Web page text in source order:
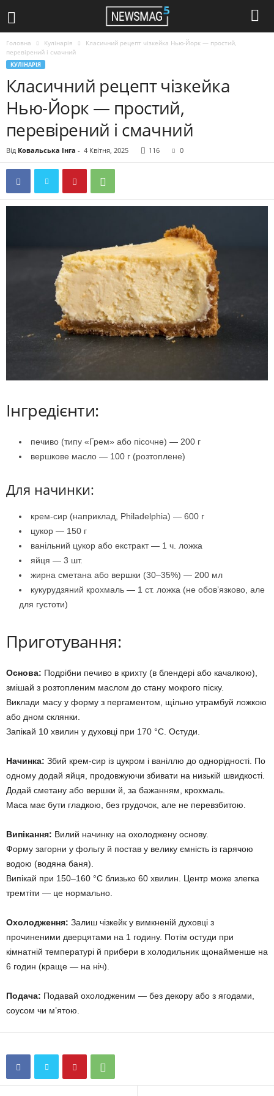
Головна Кулінарія
Класичний рецепт чізкейка Нью-Йорк — простий,
перевірений і смачний
КУЛІНАРІЯ
Класичний рецепт чізкейка
Нью-Йорк — простий,
перевірений і смачний
Від Ковальська Інга - 4 Квітня, 2025 116 0
Інгредієнти:
печиво (типу «Грем» або пісочне) — 200 г
вершкове масло — 100 г (розтоплене)
Для начинки:
крем-сир (наприклад, Philadelphia) — 600 г
цукор — 150 г
ванільний цукор або екстракт — 1 ч. ложка
яйця — 3 шт.
жирна сметана або вершки (30–35%) — 200 мл
кукурудзяний крохмаль — 1 ст. ложка (не обов’язково, але
для густоти)
Приготування:
Основа: Подрібни печиво в крихту (в блендері або качалкою),
змішай з розтопленим маслом до стану мокрого піску.
Виклади масу у форму з пергаментом, щільно утрамбуй ложкою
або дном склянки.
Запікай 10 хвилин у духовці при 170 °C. Остуди.
Начинка: Збий крем-сир із цукром і ваніллю до однорідності. По
одному додай яйця, продовжуючи збивати на низькій швидкості.
Додай сметану або вершки й, за бажанням, крохмаль.
Маса має бути гладкою, без грудочок, але не перевзбитою.
Випікання: Вилий начинку на охолоджену основу.
Форму загорни у фольгу й постав у велику ємність із гарячою
водою (водяна баня).
Випікай при 150–160 °C близько 60 хвилин. Центр може злегка
тремтіти — це нормально.
Охолодження: Залиш чізкейк у вимкненій духовці з
прочиненими дверцятами на 1 годину. Потім остуди при
кімнатній температурі й прибери в холодильник щонайменше на
6 годин (краще — на ніч).
Подача: Подавай охолодженим — без декору або з ягодами,
соусом чи м’ятою.